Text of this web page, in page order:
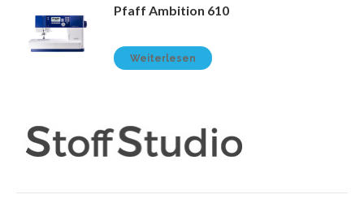
Pfaff Ambition 610
Weiterlesen